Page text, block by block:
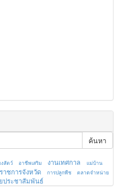
ค้นหา
งสัตว์ อาชีพเสริม งานเทศกาล
แม่บ้าน
าชการจังหวัด การปลูกพืช
ตลาดจำหน่าย
ประชาสัมพันธ์